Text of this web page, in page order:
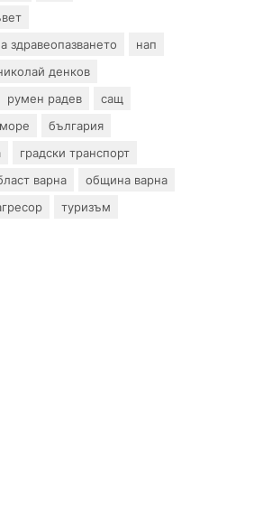
здравеопазването
нап
денков
румен радев
сащ
българия
градски транспорт
варна
община варна
туризъм